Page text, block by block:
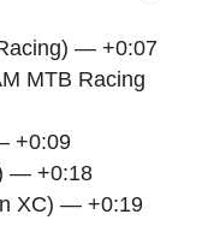
— +0:07
MTB Racing
+0:09
— +0:18
XC) — +0:19